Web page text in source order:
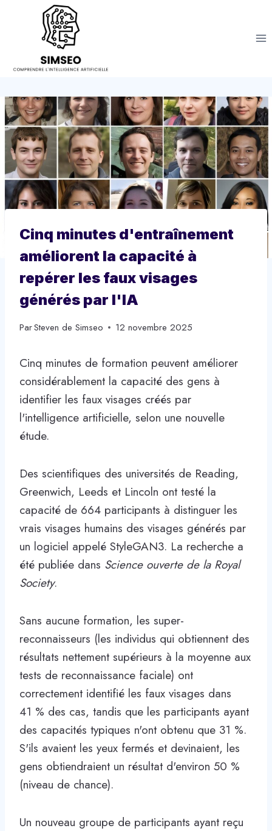
Cinq minutes d'entraînement
améliorent la capacité à
repérer les faux visages
générés par l'IA
ParSteven de Simseo 12 novembre 2025
Cinq minutes de formation peuvent améliorer
considérablement la capacité des gens à
identifier les faux visages créés par
l'intelligence artificielle, selon une nouvelle
étude.
Des scientifiques des universités de Reading,
Greenwich, Leeds et Lincoln ont testé la
capacité de 664 participants à distinguer les
vrais visages humains des visages générés par
un logiciel appelé StyleGAN3. La recherche a
été publiée dans Science ouverte de la Royal
Society.
Sans aucune formation, les super-
reconnaisseurs (les individus qui obtiennent des
résultats nettement supérieurs à la moyenne aux
tests de reconnaissance faciale) ont
correctement identifié les faux visages dans
41 % des cas, tandis que les participants ayant
des capacités typiques n'ont obtenu que 31 %.
S'ils avaient les yeux fermés et devinaient, les
gens obtiendraient un résultat d'environ 50 %
(niveau de chance).
Un nouveau groupe de participants ayant reçu